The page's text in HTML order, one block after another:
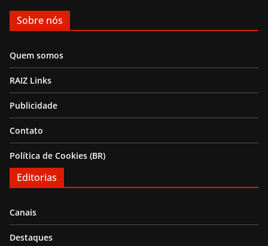
Sobre nós
Quem somos
RAIZ Links
Publicidade
Contato
Política de Cookies (BR)
Editorias
Canais
Destaques